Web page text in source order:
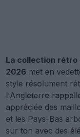
La collection rétro
2026 met en
style résolument
l'Angleterre
appréciée des
et les Pays-Bas
sur ton avec des